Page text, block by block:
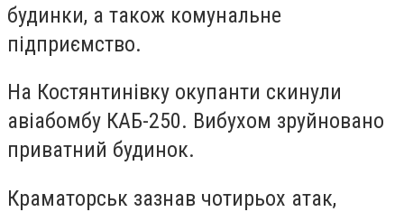
будинки, а також комунальне
підприємство.
На Костянтинівку окупанти скинули
авіабомбу КАБ-250. Вибухом зруйновано
приватний будинок.
Краматорськ зазнав чотирьох атак,